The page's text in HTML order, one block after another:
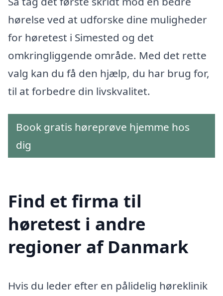
hørelse ved at udforske dine muligheder
for høretest i Simested og det
omkringliggende område. Med det rette
valg kan du få den hjælp, du har brug for,
til at forbedre din livskvalitet.
Book gratis høreprøve hjemme hos
dig
Find et firma til
høretest i andre
regioner af Danmark
Hvis du leder efter en pålidelig høreklinik